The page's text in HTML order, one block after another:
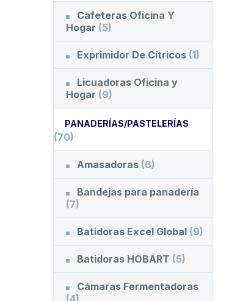
Cafeteras Oficina Y
Hogar (5)
Exprimidor De Cítricos (1)
Licuadoras Oficina y
Hogar (9)
PANADERÍAS/PASTELERÍAS
(70)
Amasadoras (6)
Bandejas para panadería
(7)
Batidoras Excel Global (9)
Batidoras HOBART (5)
Cámaras Fermentadoras
(4)